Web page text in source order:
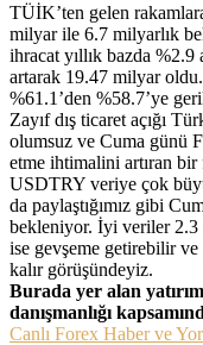
TÜİK’ten gelen
milyar ile 6.7 milyarlık
ihracat yıllık bazda
artarak 19.47 milyar oldu.
%61.1’den %58.7’ye
Zayıf dış ticaret açığı
olumsuz ve Cuma günü
etme ihtimalini artıran bir
USDTRY veriye çok
da paylaştığımız gibi
bekleniyor. İyi veriler 2.3
ise gevşeme getirebilir ve
kalır görüşündeyiz.
Burada yer alan
danışmanlığı
Canlı Forex Haber ve